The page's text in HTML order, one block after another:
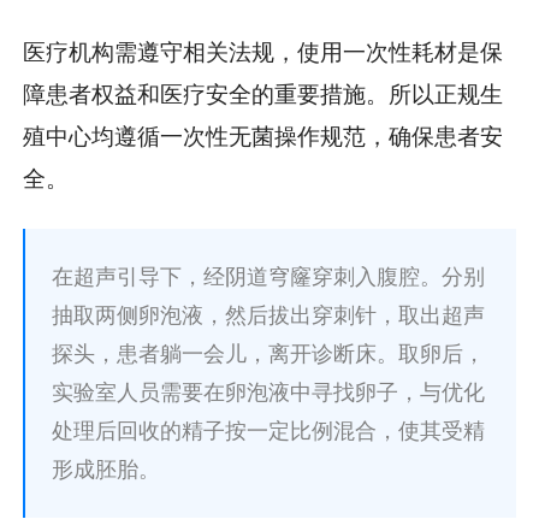
医疗机构需遵守相关法规，使用一次性耗材是保
障患者权益和医疗安全的重要措施。所以正规生
殖中心均遵循一次性无菌操作规范，确保患者安
全。
在超声引导下，经阴道穹窿穿刺入腹腔。分别
抽取两侧卵泡液，然后拔出穿刺针，取出超声
探头，患者躺一会儿，离开诊断床。取卵后，
实验室人员需要在卵泡液中寻找卵子，与优化
处理后回收的精子按一定比例混合，使其受精
形成胚胎。